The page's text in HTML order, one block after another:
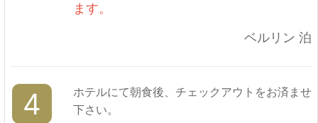
ます。
ベルリン 泊
4
ホテルにて朝食後、チェックアウトをお済ませ
下さい。